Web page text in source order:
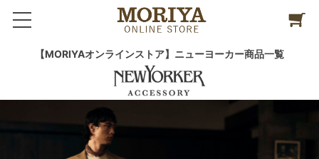
【MORIYAオンラインストア】ニューヨーカー商品一覧